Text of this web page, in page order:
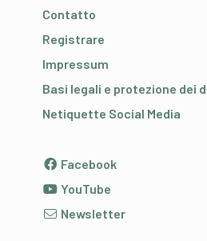
Contatto
Registrare
Impressum
Basi legali e protezione dei
Netiquette Social Media
Facebook
YouTube
Newsletter